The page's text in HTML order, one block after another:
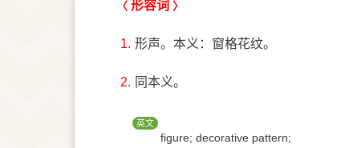
形容词
1. 形声。本义：窗格花纹。
2. 同本义。
英文
figure; decorative pattern;